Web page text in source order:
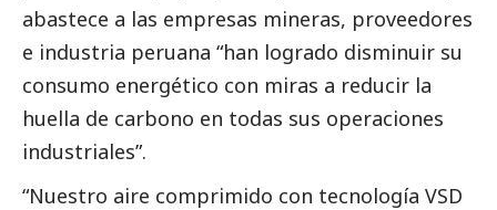
abastece a las empresas mineras, proveedores
e industria peruana “han logrado disminuir su
consumo energético con miras a reducir la
huella de carbono en todas sus operaciones
industriales”.
“Nuestro aire comprimido con tecnología VSD